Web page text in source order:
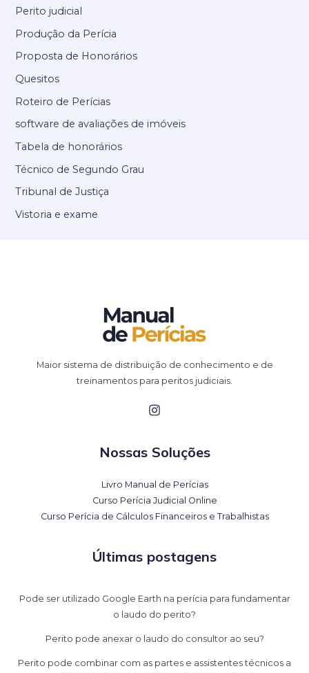
Perito judicial
Produção da Perícia
Proposta de Honorários
Quesitos
Roteiro de Perícias
software de avaliações de imóveis
Tabela de honorários
Técnico de Segundo Grau
Tribunal de Justiça
Vistoria e exame
Maior sistema de distribuição de conhecimento e de
treinamentos para peritos judiciais.
Nossas Soluções
Livro Manual de Perícias
Curso Perícia Judicial Online
Curso Perícia de Cálculos Financeiros e Trabalhistas
Últimas postagens
Pode ser utilizado Google Earth na perícia para fundamentar
o laudo do perito?
Perito pode anexar o laudo do consultor ao seu?
Perito pode combinar com as partes e assistentes técnicos a